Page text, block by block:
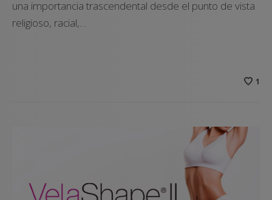
una importancia trascendental desde el punto de vista
religioso, racial,…
1